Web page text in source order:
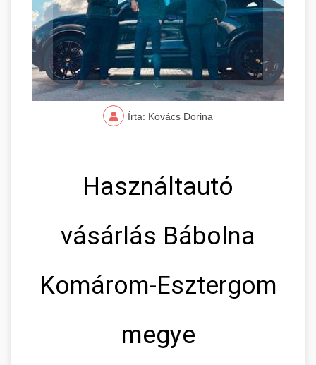
Írta: Kovács Dorina
Használtautó
vásárlás Bábolna
Komárom-Esztergom
megye